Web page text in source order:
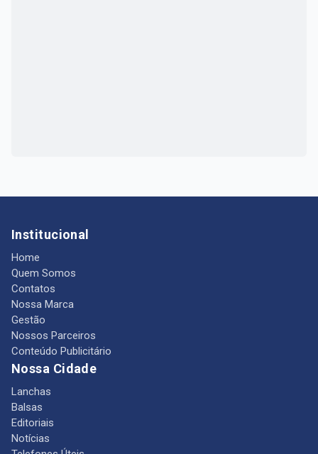
Institucional
Home
Quem Somos
Contatos
Nossa Marca
Gestão
Nossos Parceiros
Conteúdo Publicitário
Nossa Cidade
Lanchas
Balsas
Editoriais
Notícias